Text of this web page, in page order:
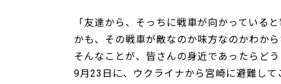
「友達から、そっちに戦車が向かっている
かも、その戦車が敵なのか味方なのかわから
そんなことが、皆さんの身近であったらどう
9月23日に、ウクライナから宮崎に避難し